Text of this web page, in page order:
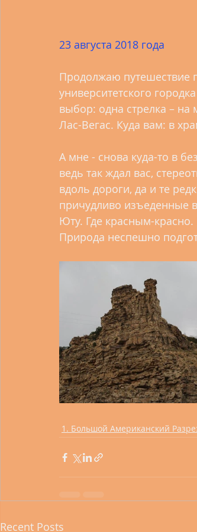
23 августа 2018 года
Продолжаю путешествие
университетского
выбор: одна стрелка –
Лас-Вегас. Куда вам: в
А мне - снова куда-то в
ведь так ждал вас,
вдоль дороги, да и те
причудливо изъеденные
Юту. Где красным-
Природа неспешно
1. Большой Американский
Recent Posts